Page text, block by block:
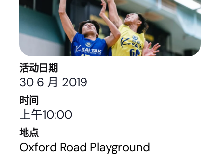
活动日期
30 6 月 2019
时间
上午10:00
地点
Oxford Road Playground